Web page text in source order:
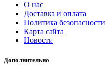
О нас
Доставка и оплата
Политика безопасности
Карта сайта
Новости
Дополнительно